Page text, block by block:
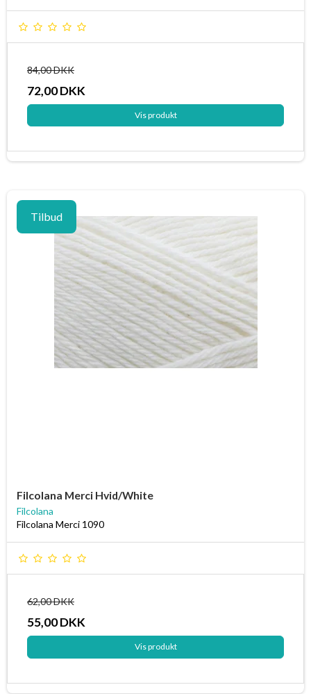
84,00 DKK
72,00 DKK
Vis produkt
Tilbud
Filcolana Merci Hvid/White
Filcolana
Filcolana Merci 1090
62,00 DKK
55,00 DKK
Vis produkt